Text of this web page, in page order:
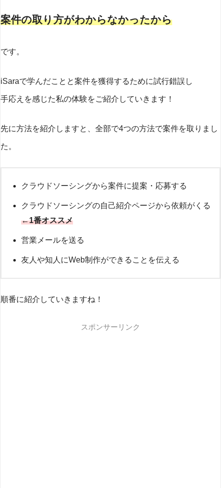
案件の取り方がわからなかったから
です。
iSaraで学んだことと案件を獲得するために試行錯誤し
手応えを感じた私の体験をご紹介していきます！
先に方法を紹介しますと、全部で4つの方法で案件を取りまし
た。
クラウドソーシングから案件に提案・応募する
クラウドソーシングの自己紹介ページから依頼がくる
←1番オススメ
営業メールを送る
友人や知人にWeb制作ができることを伝える
順番に紹介していきますね！
スポンサーリンク